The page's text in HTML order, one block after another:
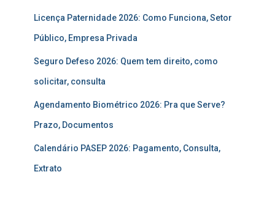
Licença Paternidade 2026: Como Funciona, Setor
Público, Empresa Privada
Seguro Defeso 2026: Quem tem direito, como
solicitar, consulta
Agendamento Biométrico 2026: Pra que Serve?
Prazo, Documentos
Calendário PASEP 2026: Pagamento, Consulta,
Extrato